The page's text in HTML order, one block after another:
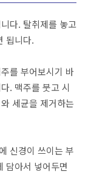
다. 탈취제를 놓고
됩니다.
를 부어보시기 바
. 맥주를 붓고 시
세균을 제거하는
신경이 쓰이는 부
담아서 넣어두면